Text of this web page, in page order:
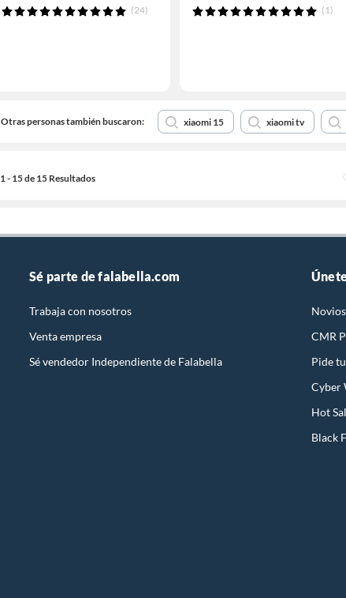
(24) (1)
Otras personas también buscaron: xiaomi 15 xiaomi tv
1 - 15 de 15 Resultados
Sé parte de falabella.com
Trabaja con nosotros
Venta empresa
Sé vendedor Independiente de Falabella
CMR
Pide
Cyber
Hot
Black